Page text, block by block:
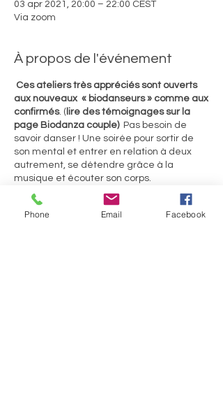
03 apr 2021, 20:00 – 22:00 CEST
Via zoom
À propos de l'événement
Ces ateliers très appréciés sont ouverts
aux nouveaux « biodanseurs » comme aux
confirmés. ( lire des témoignages sur la
page Biodanza couple)Pas besoin de
savoir danser ! Une soirée pour sortir de
son mental et entrer en relation à deux
autrement, se détendre grâce à la
musique et écouter son corps.
Parce que nourrir notre relation de couple
par de la douceur et de la bienveillance
est vital, nous vous proposons une halte
Phone Email Facebook